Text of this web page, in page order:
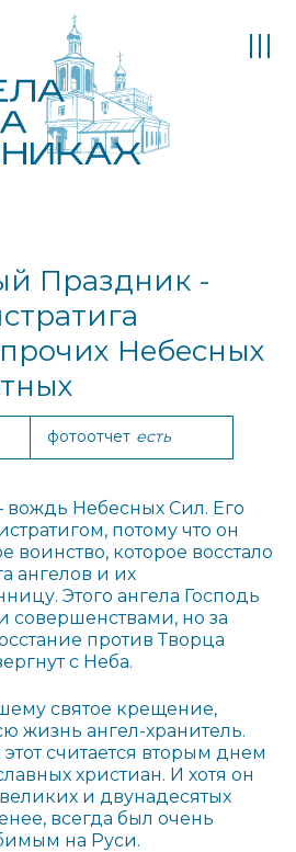
Праздник -
Небесных
фотоотчет есть
вождь Небесных Сил. Его
потому что он
воинство, которое восстало
ангелов и их
Этого ангела Господь
совершенствами, но за
против Творца
с Неба.
святое крещение,
жизнь ангел-хранитель.
считается вторым днем
христиан. И хотя он
и двунадесятых
всегда был очень
на Руси.